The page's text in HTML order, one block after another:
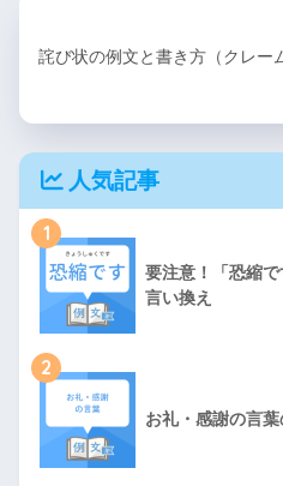
詫び状の例文と書き方（クレー
人気記事
1
要注意！「恐縮
言い換え
2
お礼・感謝の言葉